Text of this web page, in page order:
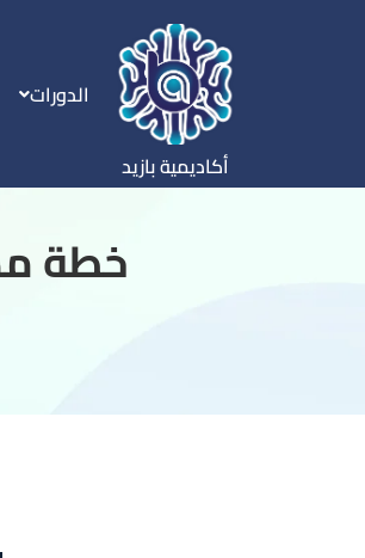
أكاديمية بازيد
الدورات
خطة مكثفة